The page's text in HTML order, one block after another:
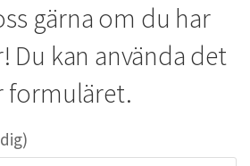
gärna om du har
Du kan använda det
formuläret.